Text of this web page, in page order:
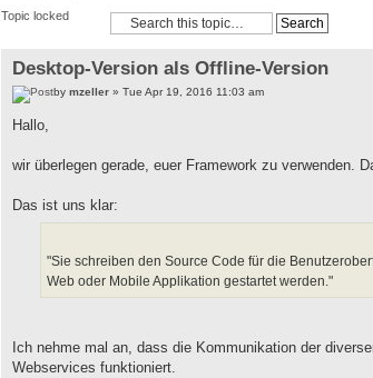
Topic locked
Desktop-Version als Offline-Version
by mzeller » Tue Apr 19, 2016 11:03 am
Hallo,
wir überlegen gerade, euer Framework zu verwenden.
Das ist uns klar:
"Sie schreiben den Source Code für die
Web oder Mobile Applikation gestartet werden."
Ich nehme mal an, dass die Kommunikation der
Webservices funktioniert.